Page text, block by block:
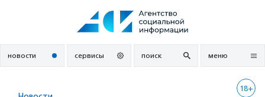
новости сервисы поиск меню
18+